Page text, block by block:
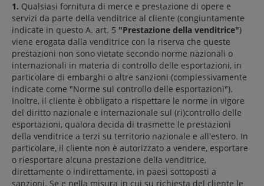
1. Qualsiasi fornitura di merce e prestazione di opere e
servizi da parte della venditrice al cliente (congiuntamente
indicate in questo A. art. 5 "Prestazione della venditrice")
viene erogata dalla venditrice con la riserva che queste
prestazioni non sono vietate secondo norme nazionali o
internazionali in materia di controllo delle esportazioni, in
particolare di embarghi o altre sanzioni (complessivamente
indicate come "Norme sul controllo delle esportazioni").
Inoltre, il cliente è obbligato a rispettare le norme in vigore
del diritto nazionale e internazionale sul (ri)controllo delle
esportazioni, qualora decida di trasmette le prestazioni
della venditrice a terzi su territorio nazionale e all'estero. In
particolare, il cliente non è autorizzato a vendere, esportare
o riesportare alcuna prestazione della venditrice,
direttamente o indirettamente, in paesi sottoposti a
sanzioni. Se e nella misura in cui su richiesta del cliente le